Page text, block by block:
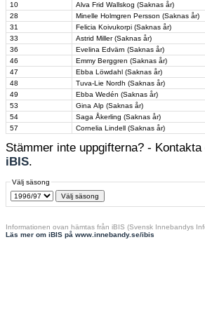
10
Alva Frid Wallskog (Saknas år)
28
Minelle Holmgren Persson (Saknas år)
31
Felicia Koivukorpi (Saknas år)
33
Astrid Miller (Saknas år)
36
Evelina Edvärn (Saknas år)
46
Emmy Berggren (Saknas år)
47
Ebba Löwdahl (Saknas år)
48
Tuva-Lie Nordh (Saknas år)
49
Ebba Wedén (Saknas år)
53
Gina Alp (Saknas år)
54
Saga Åkerling (Saknas år)
57
Cornelia Lindell (Saknas år)
Stämmer inte uppgifterna? -
iBIS.
Välj säsong
Informationen ovan hämtas från iBIS (Svensk Innebandys
Läs mer om iBIS på www.innebandy.se/ibis